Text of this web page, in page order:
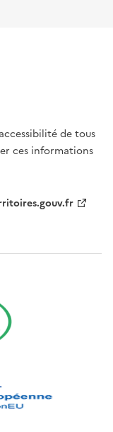
de tous
ces informations